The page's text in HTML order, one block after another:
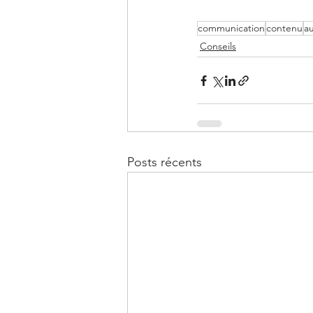
communicationcontenu
Conseils
Posts récents